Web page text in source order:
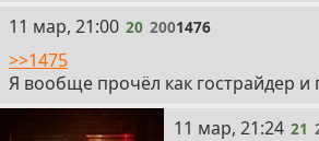
20
11 мар, 21:00 20 2001476
>>1475
Я вообще прочёл как гострайдер и
21
11 мар, 21:24 21